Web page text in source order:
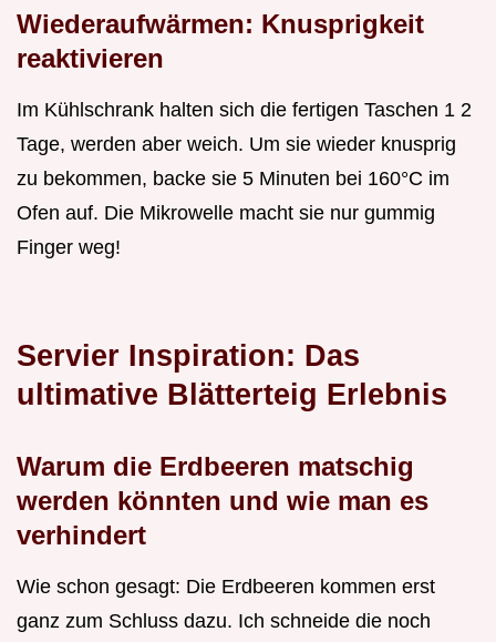
Wiederaufwärmen: Knusprigkeit
reaktivieren
Im Kühlschrank halten sich die fertigen Taschen 1 2
Tage, werden aber weich. Um sie wieder knusprig
zu bekommen, backe sie 5 Minuten bei 160°C im
Ofen auf. Die Mikrowelle macht sie nur gummig
Finger weg!
Servier Inspiration: Das
ultimative Blätterteig Erlebnis
Warum die Erdbeeren matschig
werden könnten und wie man es
verhindert
Wie schon gesagt: Die Erdbeeren kommen erst
ganz zum Schluss dazu. Ich schneide die noch